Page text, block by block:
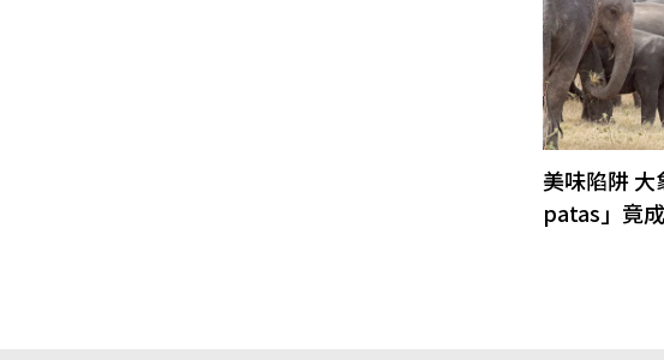
美味陷阱
patas」竟